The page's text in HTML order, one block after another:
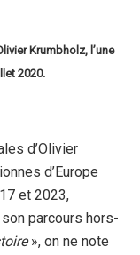
Krumbholz, l’une
2020.
d’Olivier
d’Europe
et 2023,
parcours hors-
», on ne note